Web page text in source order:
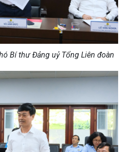
Bí thư Đảng uỷ Tổng Liên đoàn